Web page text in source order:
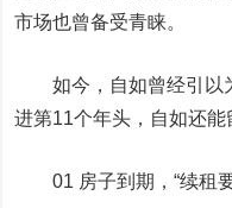
市场也曾备受青睐。
如今，自如曾经引以
进第11个年头，自如还能
01 房子到期，“续租